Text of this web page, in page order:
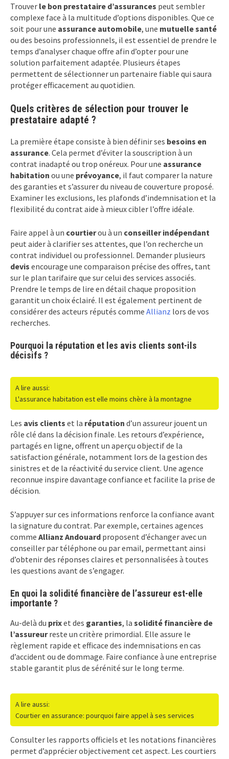
Trouver le bon prestataire d’assurances peut sembler
complexe face à la multitude d’options disponibles. Que ce
soit pour une assurance automobile, une mutuelle santé
ou des besoins professionnels, il est essentiel de prendre le
temps d’analyser chaque offre afin d’opter pour une
solution parfaitement adaptée. Plusieurs étapes
permettent de sélectionner un partenaire fiable qui saura
protéger efficacement au quotidien.
Quels critères de sélection pour trouver le
prestataire adapté ?
La première étape consiste à bien définir ses besoins en
assurance. Cela permet d’éviter la souscription à un
contrat inadapté ou trop onéreux. Pour une assurance
habitation ou une prévoyance, il faut comparer la nature
des garanties et s’assurer du niveau de couverture proposé.
Examiner les exclusions, les plafonds d’indemnisation et la
flexibilité du contrat aide à mieux cibler l’offre idéale.
Faire appel à un courtierou à un conseiller indépendant
peut aider à clarifier ses attentes, que l’on recherche un
contrat individuel ou professionnel. Demander plusieurs
devis encourage une comparaison précise des offres, tant
sur le plan tarifaire que sur celui des services associés.
Prendre le temps de lire en détail chaque proposition
garantit un choix éclairé. Il est également pertinent de
considérer des acteurs réputés comme Allianz lors de vos
recherches.
Pourquoi la réputation et les avis clients sont-ils
décisifs ?
A lire aussi:
L'assurance habitation est elle moins chère à la montagne
Les avis clients et la réputation d’un assureur jouent un
rôle clé dans la décision finale. Les retours d’expérience,
partagés en ligne, offrent un aperçu objectif de la
satisfaction générale, notamment lors de la gestion des
sinistres et de la réactivité du service client. Une agence
reconnue inspire davantage confiance et facilite la prise de
décision.
S’appuyer sur ces informations renforce la confiance avant
la signature du contrat. Par exemple, certaines agences
comme Allianz Andouard proposent d’échanger avec un
conseiller par téléphone ou par email, permettant ainsi
d’obtenir des réponses claires et personnalisées à toutes
les questions avant de s’engager.
En quoi la solidité financière de l’assureur est-elle
importante ?
Au-delà du prixet des garanties, la solidité financière de
l’assureurreste un critère primordial. Elle assure le
règlement rapide et efficace des indemnisations en cas
d’accident ou de dommage. Faire confiance à une entreprise
stable garantit plus de sérénité sur le long terme.
A lire aussi:
Courtier en assurance: pourquoi faire appel à ses services
Consulter les rapports officiels et les notations financières
permet d’apprécier objectivement cet aspect. Les courtiers